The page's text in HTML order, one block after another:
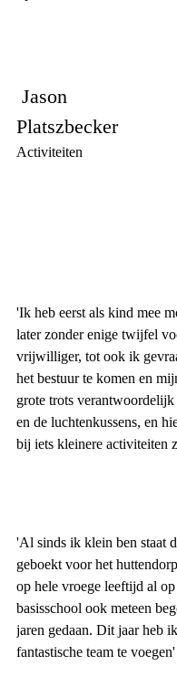
Jason
Platszbecker
Activiteiten
'Ik heb eerst als kind mee
later zonder enige twijfel
vrijwilliger, tot ook ik
het bestuur te komen en
grote trots
en de luchtenkussens, en
bij iets kleinere activiteiten
'Al sinds ik klein ben staat
geboekt voor het
op hele vroege leeftijd al
basisschool ook meteen
jaren gedaan. Dit jaar heb
fantastische team te voegen'